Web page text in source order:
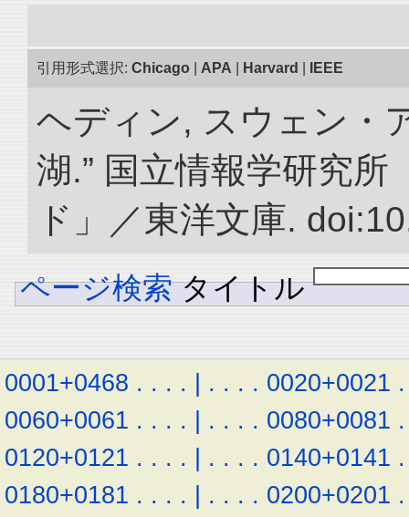
引用形式選択: Chicago APA Harvard IEEE
ヘディン, スウェン・
湖.” 国立情報学研究
ド」／東洋文庫.
ページ検索 タイトル
0001+0468 . . . . | . . . . 0020+0021 .
0060+0061 . . . . | . . . . 0080+0081 .
0120+0121 . . . . | . . . . 0140+0141 .
0180+0181 . . . . | . . . . 0200+0201 .